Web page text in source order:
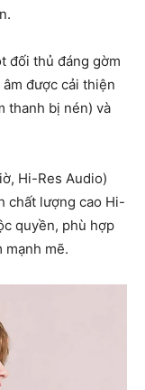
đối thủ đáng gờm
được cải thiện
thanh bị nén) và
Hi-Res Audio)
chất lượng cao Hi-
quyền, phù hợp
mạnh mẽ.